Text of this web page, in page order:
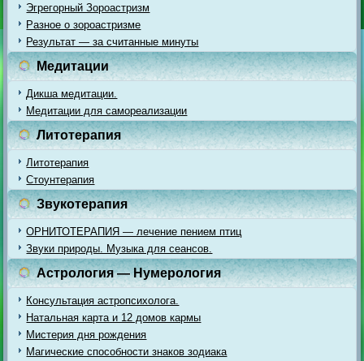
Эгрегорный Зороастризм
Разное о зороастризме
Результат — за считанные минуты
Медитации
Дикша медитации.
Медитации для самореализации
Литотерапия
Литотерапия
Стоунтерапия
Звукотерапия
ОРНИТОТЕРАПИЯ — лечение пением птиц
Звуки природы. Музыка для сеансов.
Астрология — Нумерология
Консультация астропсихолога.
Натальная карта и 12 домов кармы
Мистерия дня рождения
Магические способности знаков зодиака